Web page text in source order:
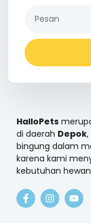
HalloPets
di daerah Depok
bingung dalam
karena kami
kebutuhan